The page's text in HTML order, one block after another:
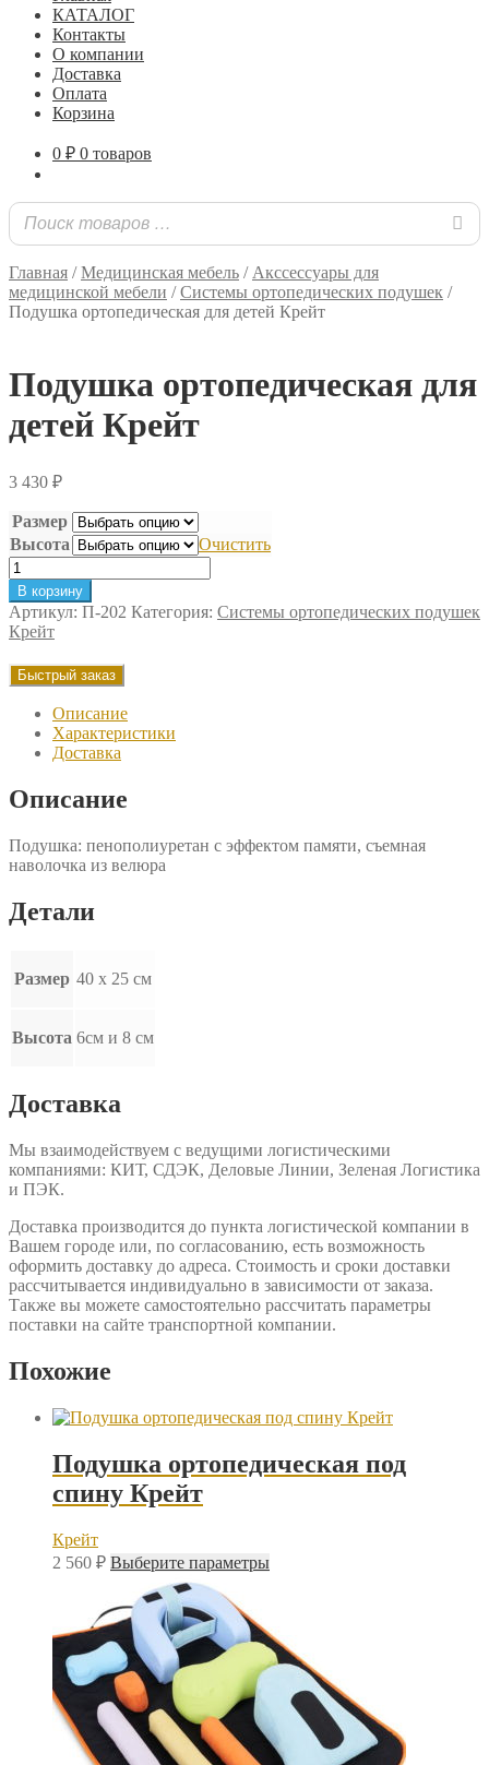
КАТАЛОГ
Контакты
О компании
Доставка
Оплата
Корзина
0 ₽ 0 товаров
Главная /Медицинская мебель / Акссессуары для
медицинской мебели /Системы ортопедических подушек /
Подушка ортопедическая для детей Крейт
Подушка ортопедическая для
детей Крейт
3 430 ₽
Размер
Высота
Очистить
Количество
товара
Подушка
ортопедическая
для
детей
Крейт
В корзину
Артикул: П-202 Категория: Системы ортопедических подушек
Крейт
Быстрый заказ
Описание
Характеристики
Доставка
Описание
Подушка: пенополиуретан с эффектом памяти, съемная
наволочка из велюра
Детали
Размер 40 х 25 см
Высота 6см и 8 см
Доставка
Мы взаимодействуем с ведущими логистическими
компаниями: КИТ, СДЭК, Деловые Линии, Зеленая Логистика
и ПЭК.
Доставка производится до пункта логистической компании в
Вашем городе или, по согласованию, есть возможность
оформить доставку до адреса. Стоимость и сроки доставки
рассчитывается индивидуально в зависимости от заказа.
Также вы можете самостоятельно рассчитать параметры
поставки на сайте транспортной компании.
Похожие
Подушка ортопедическая под
спину Крейт
Крейт
2 560 ₽ Выберите параметрыЭтот
вариаций.
Опции
можно
выбрать
странице
товара.